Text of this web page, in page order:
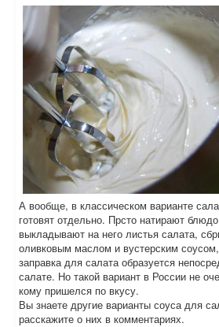
А вообще, в классическом варианте
готовят отдельно. Прсто натирают
выкладывают на него листья салата,
оливковым маслом и вустерским
заправка для салата образуется
салате. Но такой вариант в России не
кому пришелся по вкусу.
Вы знаете другие варианты соуса для
расскажите о них в комментариях.